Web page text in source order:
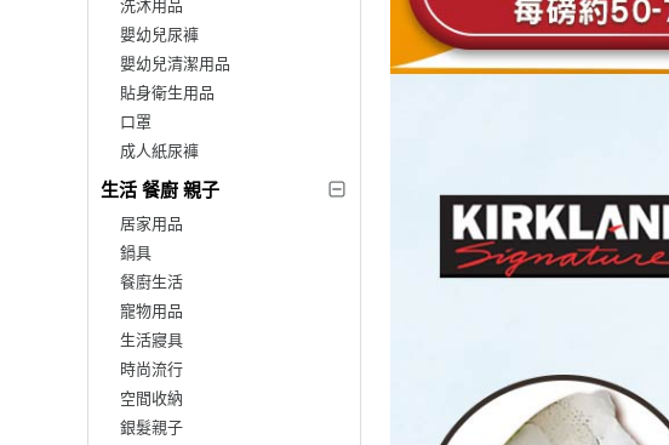
洗沐用品
嬰幼兒尿褲
嬰幼兒清潔用品
貼身衛生用品
口罩
成人紙尿褲
生活 餐廚 親子
居家用品
鍋具
餐廚生活
寵物用品
生活寢具
時尚流行
空間收納
銀髮親子